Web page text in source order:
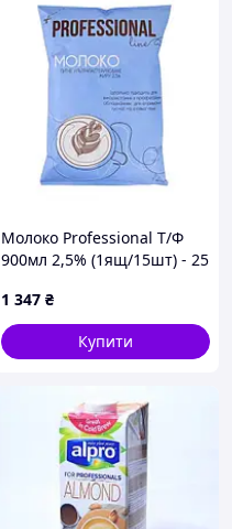
Молоко Professional Т/Ф
900мл 2,5% (1ящ/15шт) - 25
1 347 ₴
Купити